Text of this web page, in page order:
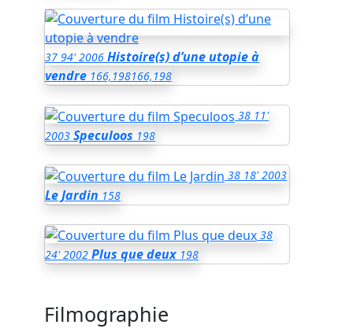
37 94' 2006 Histoire(s) d’une utopie à
vendre 166,198166,198
38 11'
2003 Speculoos 198
38 18' 2003
Le Jardin 158
38
24' 2002 Plus que deux 198
Filmographie